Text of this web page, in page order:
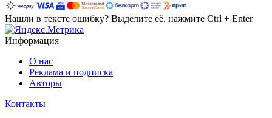
Нашли в тексте ошибку? Выделите её, нажмите Ctrl + Enter
Информация
О нас
Реклама и подписка
Авторы
Контакты